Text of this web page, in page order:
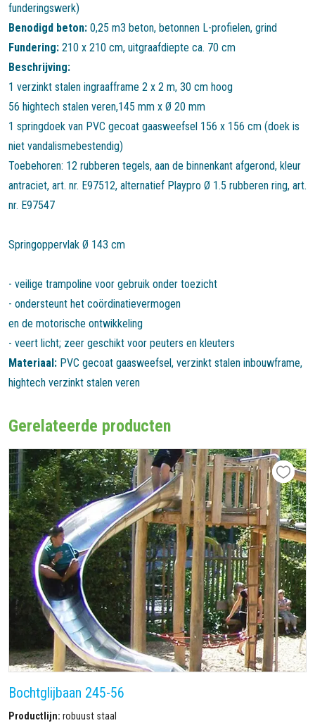
funderingswerk)
Benodigd beton: 0,25 m3 beton, betonnen L-profielen, grind
Fundering: 210 x 210 cm, uitgraafdiepte ca. 70 cm
Beschrijving:
1 verzinkt stalen ingraafframe 2 x 2 m, 30 cm hoog
56 hightech stalen veren,145 mm x Ø 20 mm
1 springdoek van PVC gecoat gaasweefsel 156 x 156 cm (doek is
niet vandalismebestendig)
Toebehoren: 12 rubberen tegels, aan de binnenkant afgerond, kleur
antraciet, art. nr. E97512, alternatief Playpro Ø 1.5 rubberen ring, art.
nr. E97547
Springoppervlak Ø 143 cm
- veilige trampoline voor gebruik onder toezicht
- ondersteunt het coördinatievermogen
en de motorische ontwikkeling
- veert licht; zeer geschikt voor peuters en kleuters
Materiaal: PVC gecoat gaasweefsel, verzinkt stalen inbouwframe,
hightech verzinkt stalen veren
Gerelateerde producten
Bochtglijbaan 245-56
Productlijn: robuust staal